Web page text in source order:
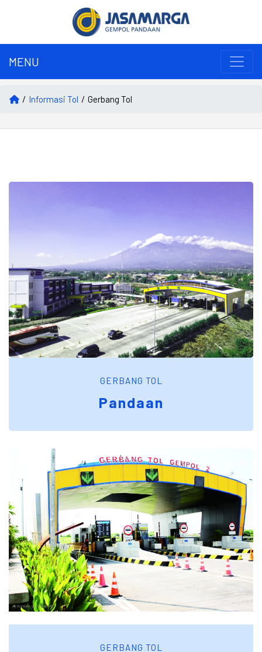
MENU
Informasi Tol Gerbang Tol
GERBANG TOL
Pandaan
GERBANG TOL